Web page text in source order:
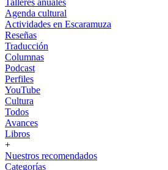
Talleres anuales
Agenda cultural
Actividades en Escaramuza
Reseñas
Traducción
Columnas
Podcast
Perfiles
YouTube
Cultura
Todos
Avances
Libros
+
Nuestros recomendados
Categorías